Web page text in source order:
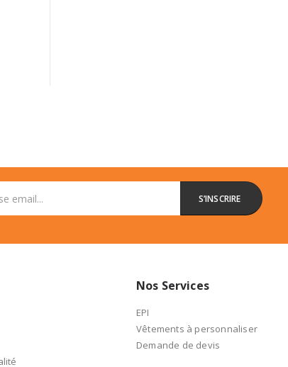
Nos Services
EPI
Vêtements à personnaliser
Demande de devis